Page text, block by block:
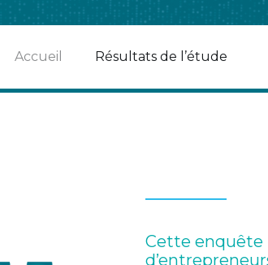
Accueil Résultats de l’étude
Cette enquête